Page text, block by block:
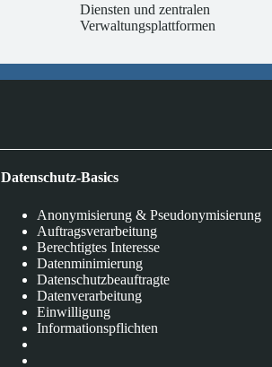
Diensten und zentralen
Verwaltungsplattformen
Datenschutz-Basics
Anonymisierung & Pseudonymisierung
Auftragsverarbeitung
Berechtigtes Interesse
Datenminimierung
Datenschutzbeauftragte
Datenverarbeitung
Einwilligung
Informationspflichten